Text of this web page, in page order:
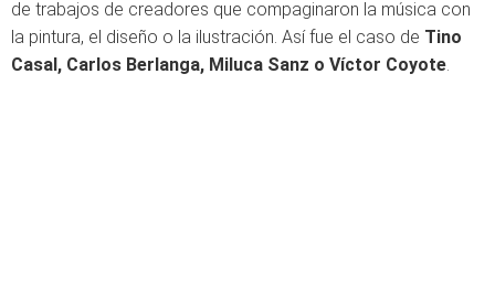
de trabajos de creadores que compaginaron la música con
la pintura, el diseño o la ilustración. Así fue el caso de Tino
Casal, Carlos Berlanga, Miluca Sanz o Víctor Coyote.